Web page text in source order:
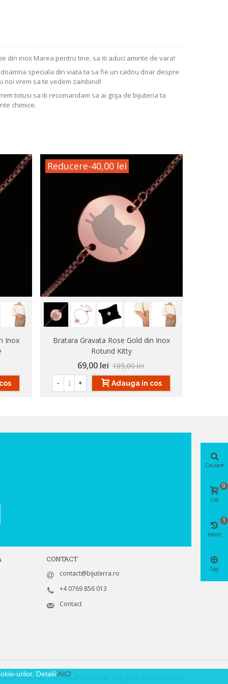
din inox Marea pentru tine, sa iti aduci aminte de vara!
speciala din viata ta sa fie un cadou doar despre
noi vrem sa te vedem zambind!
totusi sa iti recomandam sa ai grija de bijuteria ta
chimice.
Inox
Reducere-40,00 lei
Bratara Gravata Rose Gold din Inox
Rotund Kitty
69,00 lei 109,00 lei
- + Adauga in cos
CONTACT
contact@bijuterra.ro
+4 0769 856 013
Contact
urilor. DetaliiAICI
Society SRL, Cod Fiscal 39605806, Reg. Com. J40/9871/2018
Cautare
Cos
0
Istoric
1
Top